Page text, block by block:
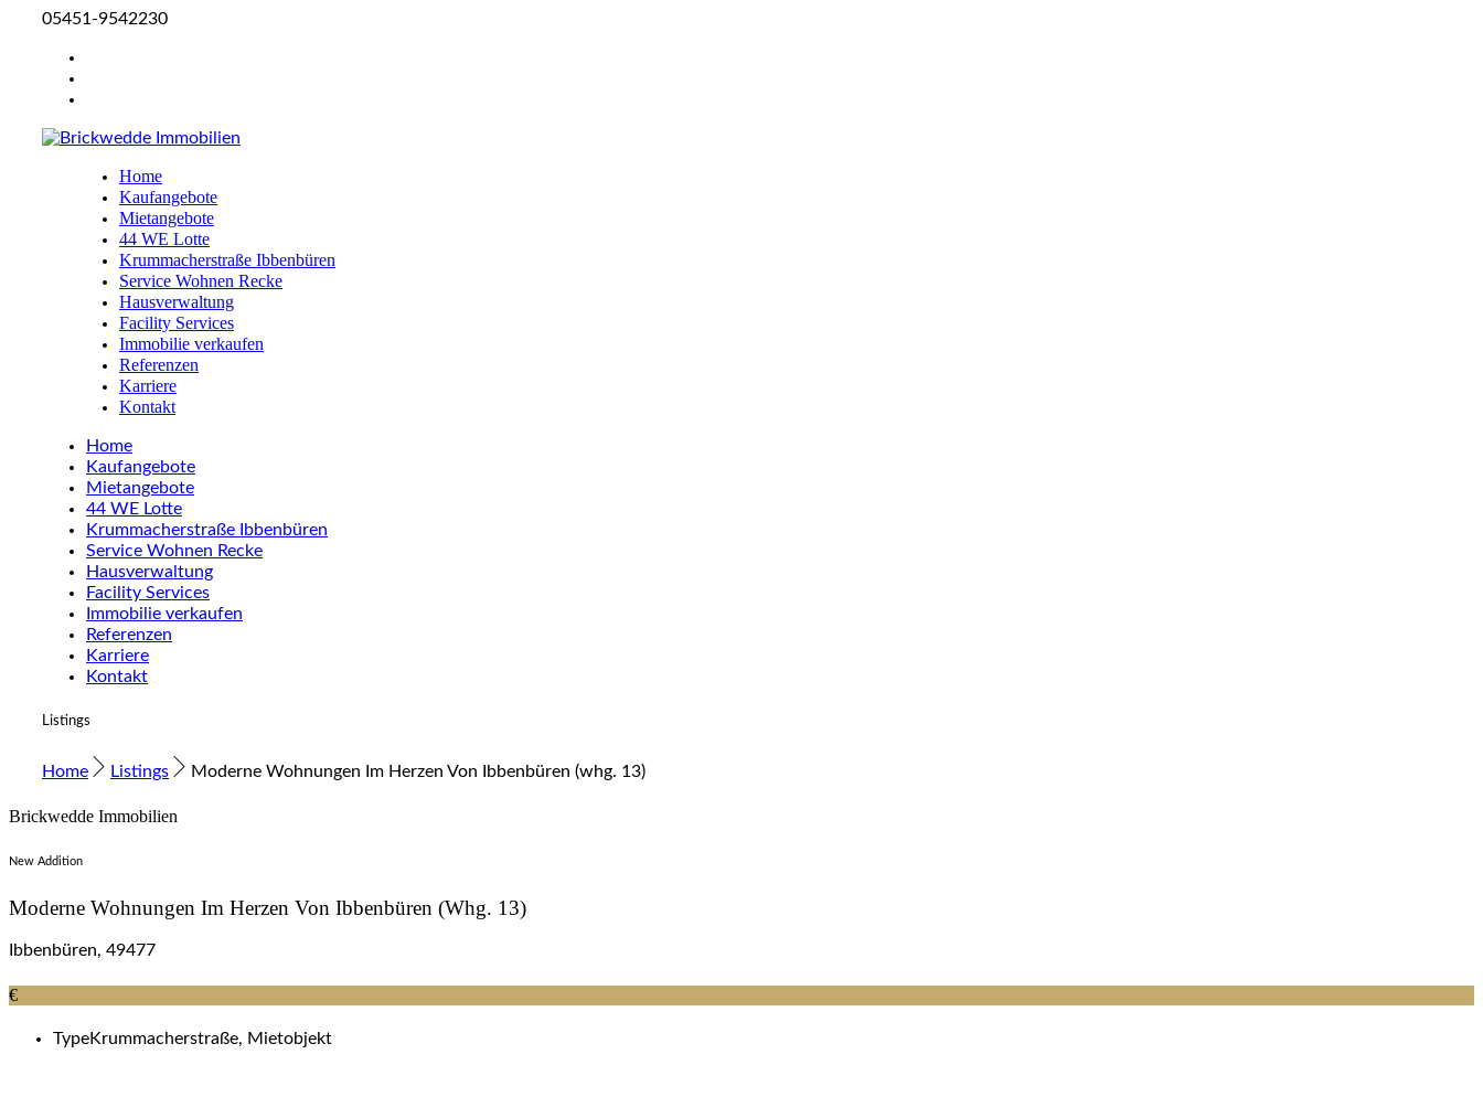
05451-9542230
Home
Kaufangebote
Mietangebote
44 WE Lotte
Krummacherstraße Ibbenbüren
Service Wohnen Recke
Hausverwaltung
Facility Services
Immobilie verkaufen
Referenzen
Karriere
Kontakt
Home
Kaufangebote
Mietangebote
44 WE Lotte
Krummacherstraße Ibbenbüren
Service Wohnen Recke
Hausverwaltung
Facility Services
Immobilie verkaufen
Referenzen
Karriere
Kontakt
Listings
Home Listings Moderne Wohnungen Im Herzen Von Ibbenbüren (whg. 13)
Brickwedde Immobilien
New Addition
Moderne Wohnungen Im Herzen Von Ibbenbüren (whg. 13)
Ibbenbüren, 49477
€
TypeKrummacherstraße, Mietobjekt